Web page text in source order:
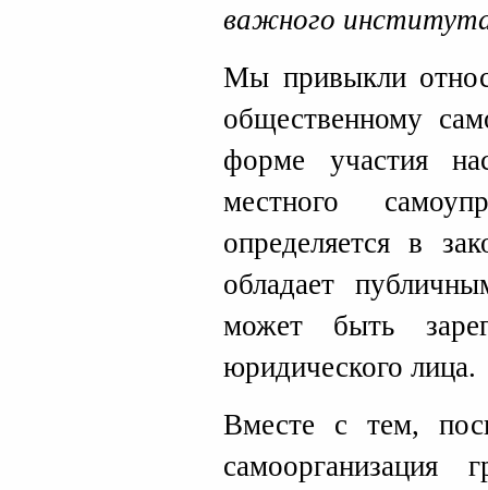
важного
Мы привыкли
общественному
форме участия
местного
определяется в
обладает
может быть
юридического лица.
Вместе с тем,
самоорганизация